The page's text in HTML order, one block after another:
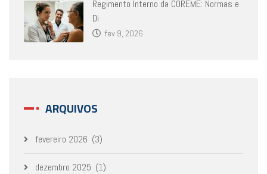
Regimento Interno da COREME: Normas e
Di
fev 9, 2026
ARQUIVOS
fevereiro 2026 (3)
dezembro 2025 (1)